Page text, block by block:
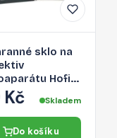
sklo na
Hofi
Pro+ Apple
13 mini/13 -
Kč Skladem
Do košíku